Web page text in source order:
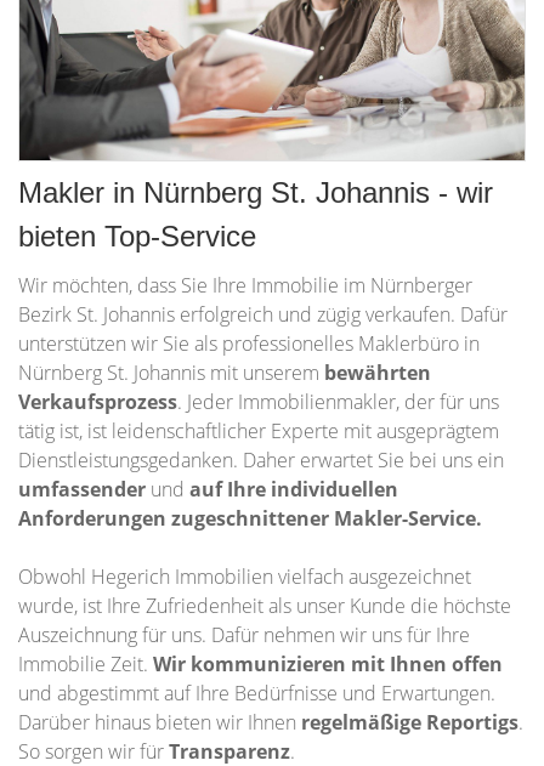
Makler in Nürnberg St. Johannis - wir
bieten Top-Service
Wir möchten, dass Sie Ihre Immobilie im Nürnberger
Bezirk St. Johannis erfolgreich und zügig verkaufen. Dafür
unterstützen wir Sie als professionelles Maklerbüro in
Nürnberg St. Johannis mit unserem bewährten
Verkaufsprozess. Jeder Immobilienmakler, der für uns
tätig ist, ist leidenschaftlicher Experte mit ausgeprägtem
Dienstleistungsgedanken. Daher erwartet Sie bei uns ein
umfassender und auf Ihre individuellen
Anforderungen zugeschnittener Makler-Service.
Obwohl Hegerich Immobilien vielfach ausgezeichnet
wurde, ist Ihre Zufriedenheit als unser Kunde die höchste
Auszeichnung für uns. Dafür nehmen wir uns für Ihre
Immobilie Zeit. Wir kommunizieren mit Ihnen offen
und abgestimmt auf Ihre Bedürfnisse und Erwartungen.
Darüber hinaus bieten wir Ihnen regelmäßige Reportigs.
So sorgen wir fürTransparenz.